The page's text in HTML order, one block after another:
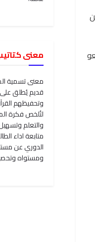
معنى
معنى تسمية
قديم يُطلق على
وتحفيظهم
لتُلخص فكرة
والتعلم
متابعة اداء
الدوري عن
ومستواه